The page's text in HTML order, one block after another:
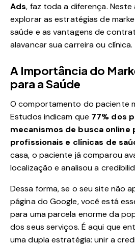
Ads, faz toda a diferença. Neste
explorar as estratégias de
saúde e as vantagens de
alavancar sua carreira ou clínica.
A Importância do
para a Saúde
O comportamento do paciente
Estudos indicam que 77% dos
mecanismos de busca online
profissionais e clínicas de
casa, o paciente já comparou
localização e analisou a
Dessa forma, se o seu site não
página do Google, você está
para uma parcela enorme da
dos seus serviços. É aqui que
uma dupla estratégia: unir a